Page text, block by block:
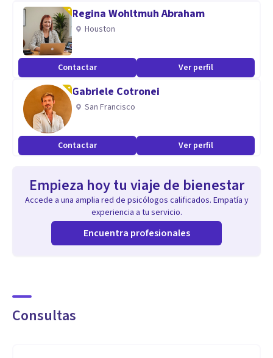
Regina Wohltmuh Abraham
Houston
Contactar Ver perfil
Gabriele Cotronei
San Francisco
Contactar Ver perfil
Empieza hoy tu viaje de bienestar
Accede a una amplia red de psicólogos calificados. Empatía y
experiencia a tu servicio.
Encuentra profesionales
Consultas